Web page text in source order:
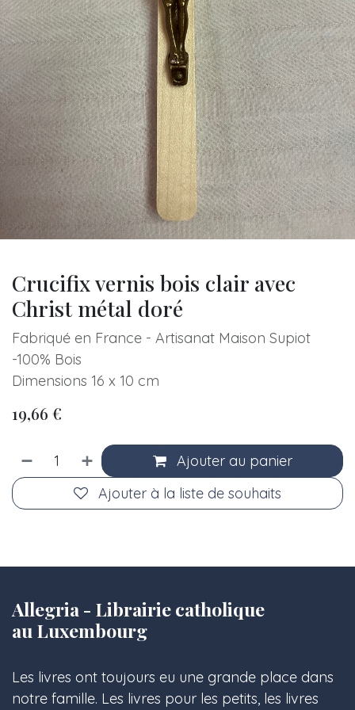
Crucifix vernis bois clair avec
Christ métal doré
Fabriqué en France - Artisanat Maison Supiot
-100% Bois
Dimensions 16 x 10 cm
19,66 €
Ajouter au panier
Ajouter à la liste de souhaits
Allegria - Librairie catholique
au Luxembourg
Les livres ont toujours eu une grande place dans
notre famille. Les livres pour les petits, les livres